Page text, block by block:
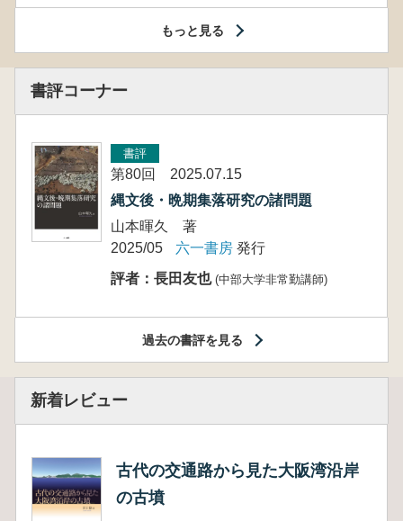
もっと見る
書評コーナー
書評
第80回 2025.07.15
縄文後・晩期集落研究の諸問題
山本暉久 著
2025/05
六一書房 発行
評者：長田友也 (中部大学非常勤講師)
過去の書評を見る
新着レビュー
古代の交通路から見た大阪湾沿岸
の古墳